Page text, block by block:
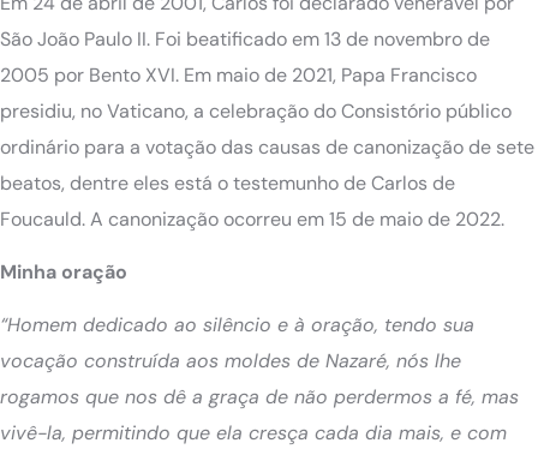
São João Paulo II. Foi beatificado em 13 de novembro de
2005 por Bento XVI. Em maio de 2021, Papa Francisco
presidiu, no Vaticano, a celebração do Consistório público
ordinário para a votação das causas de canonização de sete
beatos, dentre eles está o testemunho de Carlos de
Foucauld. A canonização ocorreu em 15 de maio de 2022.
Minha oração
“Homem dedicado ao silêncio e à oração, tendo sua
vocação construída aos moldes de Nazaré, nós lhe
rogamos que nos dê a graça de não perdermos a fé, mas
vivê-la, permitindo que ela cresça cada dia mais, e com